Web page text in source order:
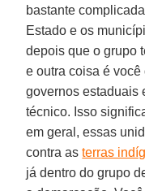
bastante
Estado e os
depois que o grupo
e outra coisa é
governos estaduais
técnico. Isso
em geral, essas
contra asterras
já dentro do grupo